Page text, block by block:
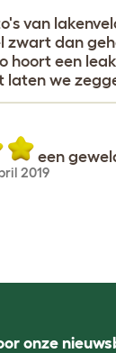
van
zwart dan
hoort een
laten we
een
2019
onze